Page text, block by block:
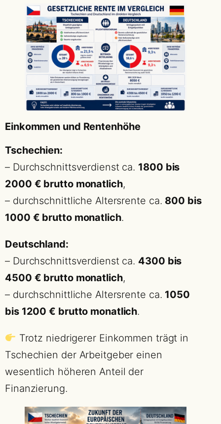
Einkommen und Rentenhöhe
Tschechien:
– Durchschnittsverdienst ca. 1800 bis
2000 € brutto monatlich,
– durchschnittliche Altersrente ca. 800 bis
1000 € brutto monatlich.
Deutschland:
– Durchschnittsverdienst ca. 4300 bis
4500 € brutto monatlich,
– durchschnittliche Altersrente ca. 1050
bis 1200 € brutto monatlich.
Trotz niedrigerer Einkommen trägt in
Tschechien der Arbeitgeber einen
wesentlich höheren Anteil der
Finanzierung.